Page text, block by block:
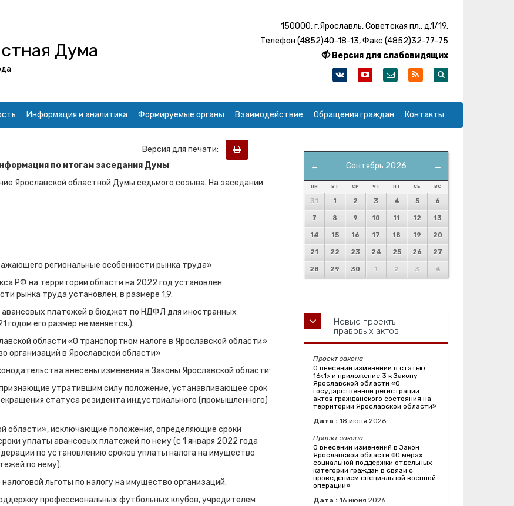
Дума
150000, г.Ярославль, Советская пл., д.1/19.
Телефон (4852)40-18-13, Факс (4852)32-77-75
Версия для слабовидящих
Информация и аналитика Формируемые органы Взаимодействие Обращения граждан Контакты
Версия для печати:
по итогам заседания Думы
Ярославской областной Думы седьмого созыва. На заседании
региональные особенности рынка труда»
РФ на территории области на 2022 год установлен
рынка труда установлен, в размере 1,9.
платежей в бюджет по НДФЛ для иностранных
годом его размер не меняется.).
области «О транспортном налоге в Ярославской области»
организаций в Ярославской области»
внесены изменения в Законы Ярославской области:
утратившим силу положение, устанавливающее срок
статуса резидента индустриального (промышленного)
области», исключающие положения, определяющие сроки
уплаты авансовых платежей по нему (с 1 января 2022 года
по установлению сроков уплаты налога на имущество
по нему).
льготы по налогу на имущество организаций:
профессиональных футбольных клубов, учредителем
← →
Сентябрь 2026
ПН ВТ СР ЧТ ПТ СБ ВС
31 1 2 3 4 5 6
7 8 9 10 11 12 13
14 15 16 17 18 19 20
21 22 23 24 25 26 27
28 29 30 1 2 3 4
Новые проекты
правовых актов
Проект закона
О внесении изменений в статью
16<1> и приложение 3 к Закону
Ярославской области «О
государственной регистрации
актов гражданского состояния на
территории Ярославской области»
Дата : 18 июня 2026
Проект закона
О внесении изменений в Закон
Ярославской области «О мерах
социальной поддержки отдельных
категорий граждан в связи с
проведением специальной военной
операции»
Дата : 16 июня 2026